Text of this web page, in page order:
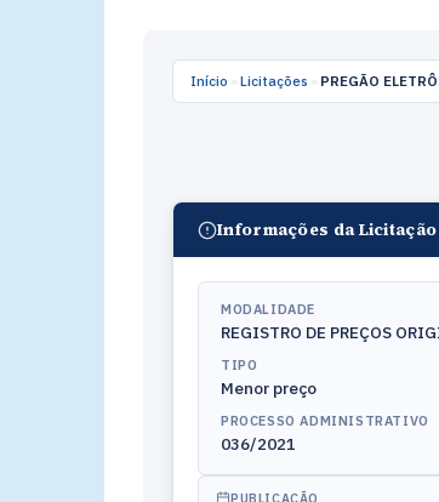
Início » Licitações » PREGÃO
Informações da Licitação
MODALIDADE
REGISTRO DE PREÇOS
TIPO
Menor preço
PROCESSO ADMINISTRATIVO
036/2021
PUBLICAÇÃO